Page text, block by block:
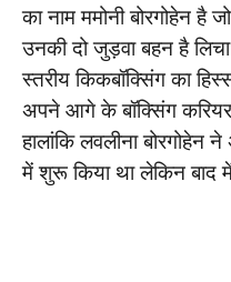
का नाम ममोनी बोरगोहेन है
उनकी दो जुड़वा बहन है लिचा
स्तरीय किकबॉक्सिंग का
अपने आगे के बॉक्सिंग करियर
हालांकि लवलीना
में शुरू किया था लेकिन बाद